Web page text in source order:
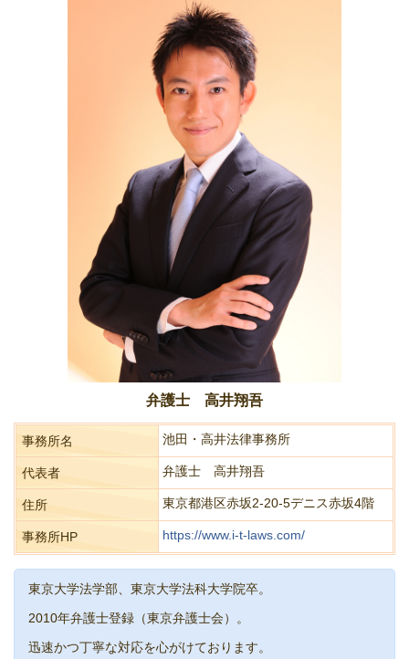
弁護士 高井翔吾
事務所名 池田・高井法律事務所
代表者 弁護士 高井翔吾
住所 東京都港区赤坂2-20-5デニス赤坂4階
事務所HP https://www.i-t-laws.com/
東京大学法学部、東京大学法科大学院卒。
2010年弁護士登録（東京弁護士会）。
迅速かつ丁寧な対応を心がけております。